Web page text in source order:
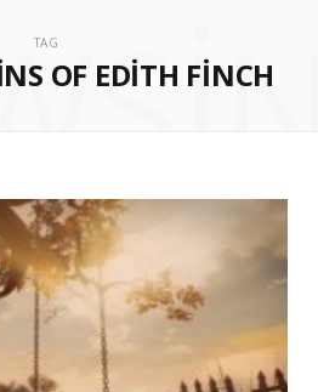
TAG
OF EDITH FINCH